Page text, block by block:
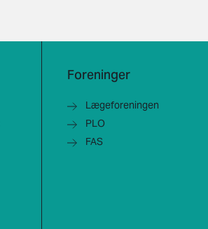
Foreninger
Lægeforeningen
PLO
FAS